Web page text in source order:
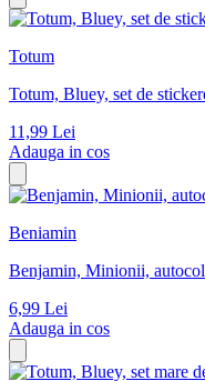
Totum
Totum, Bluey, set de
11,99 Lei
Adauga in cos
Beniamin
Benjamin, Minionii,
6,99 Lei
Adauga in cos